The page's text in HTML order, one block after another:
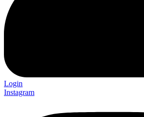
Login
Instagram